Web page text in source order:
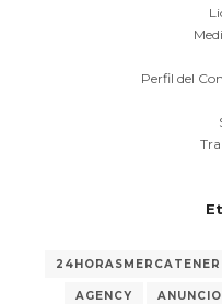
Perfil del
AGENCY ANUNCIO